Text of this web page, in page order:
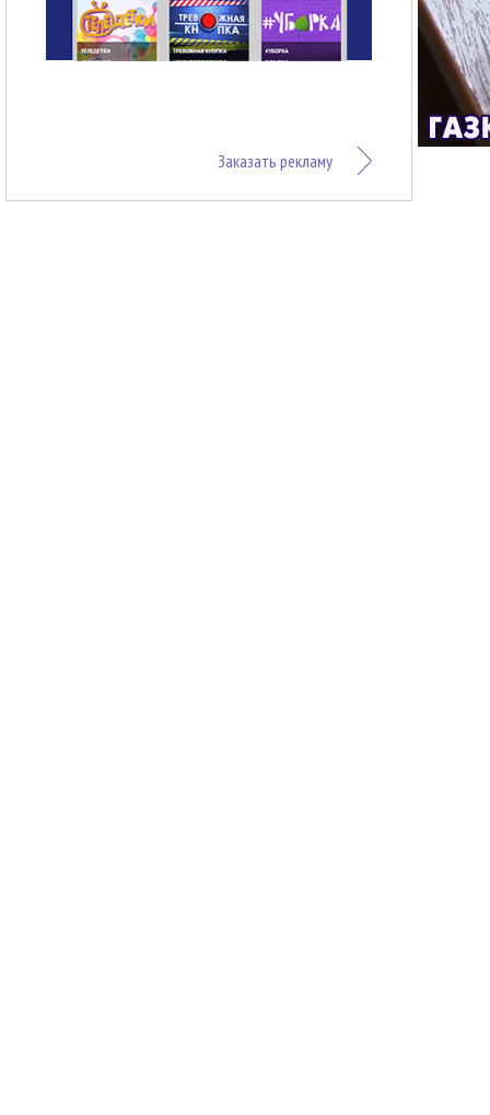
Заказать рекламу